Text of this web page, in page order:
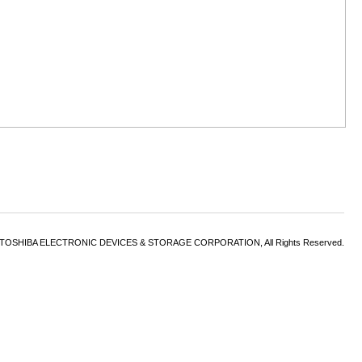
ELECTRONIC DEVICES & STORAGE CORPORATION, All Rights Reserved.